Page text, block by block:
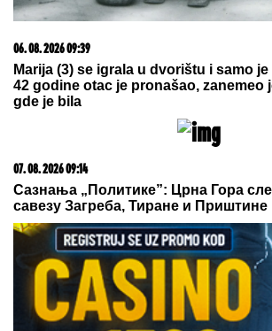
15. 07. 2026 07:44
Većina građana izgubi novac pre nego
letovanje - ovih 7 troškova skoro niko